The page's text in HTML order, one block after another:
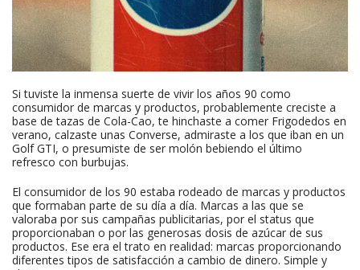
Si tuviste la inmensa suerte de vivir los años 90 como
consumidor de marcas y productos, probablemente creciste a
base de tazas de Cola-Cao, te hinchaste a comer Frigodedos en
verano, calzaste unas Converse, admiraste a los que iban en un
Golf GTI, o presumiste de ser molón bebiendo el último
refresco con burbujas.
El consumidor de los 90 estaba rodeado de marcas y productos
que formaban parte de su día a día. Marcas a las que se
valoraba por sus campañas publicitarias, por el status que
proporcionaban o por las generosas dosis de azúcar de sus
productos. Ese era el trato en realidad: marcas proporcionando
diferentes tipos de satisfacción a cambio de dinero. Simple y